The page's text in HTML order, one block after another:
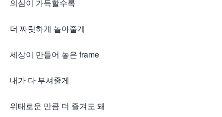
의심이 가득할수록
더 짜릿하게 놀아줄게
세상이 만들어 놓은 frame
내가 다 부셔줄게
위태로운 만큼 더 즐겨도 돼